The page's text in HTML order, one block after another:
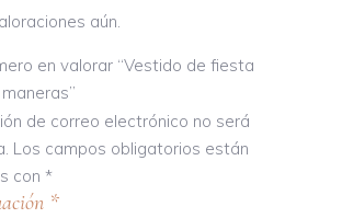
aún.
en valorar “Vestido de fiesta
de correo electrónico no será
Los campos obligatorios están
con *
*